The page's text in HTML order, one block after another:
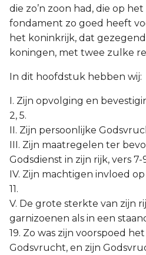
die zo’n zoon had, die op
fondament zo goed heeft
het koninkrijk, dat
koningen, met twee zulke
In dit hoofdstuk hebben wij:
I. Zijn opvolging en
2, 5.
II. Zijn persoonlijke
III. Zijn maatregelen ter
Godsdienst in zijn rijk, vers 7-
IV. Zijn machtigen invloed
11.
V. De grote sterkte van zijn
garnizoenen als in een
19. Zo was zijn voorspoed
Godsvrucht, en zijn